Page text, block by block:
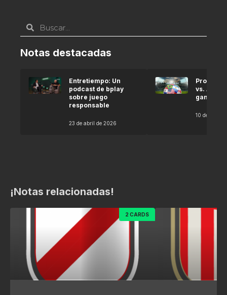
Notas destacadas
Entretiempo: Un
podcast de bplay
sobre juego
responsable
23 de abril de 2026
vs.
gana
10 de abril
¡Notas relacionadas!
2 CARDS